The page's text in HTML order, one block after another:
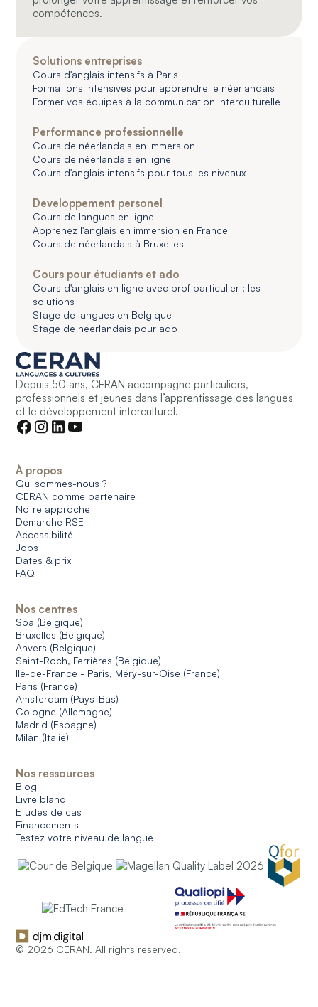
compétences.
Solutions entreprises
Cours d'anglais intensifs à Paris
Formations intensives pour apprendre le néerlandais
Former vos équipes à la communication interculturelle
Performance professionnelle
Cours de néerlandais en immersion
Cours de néerlandais en ligne
Cours d'anglais intensifs pour tous les niveaux
Developpement personel
Cours de langues en ligne
Apprenez l'anglais en immersion en France
Cours de néerlandais à Bruxelles
Cours pour étudiants et ado
Cours d'anglais en ligne avec prof particulier : les
solutions
Stage de langues en Belgique
Stage de néerlandais pour ado
Depuis 50 ans, CERAN accompagne particuliers,
professionnels et jeunes dans l’apprentissage des langues
et le développement interculturel.
À propos
Qui sommes-nous ?
CERAN comme partenaire
Notre approche
Démarche RSE
Accessibilité
Jobs
Dates & prix
FAQ
Nos centres
Spa (Belgique)
Bruxelles (Belgique)
Anvers (Belgique)
Saint-Roch, Ferrières (Belgique)
Ile-de-France - Paris, Méry-sur-Oise (France)
Paris (France)
Amsterdam (Pays-Bas)
Cologne (Allemagne)
Madrid (Espagne)
Milan (Italie)
Nos ressources
Blog
Livre blanc
Etudes de cas
Financements
Testez votre niveau de langue
© 2026 CERAN. All rights reserved.